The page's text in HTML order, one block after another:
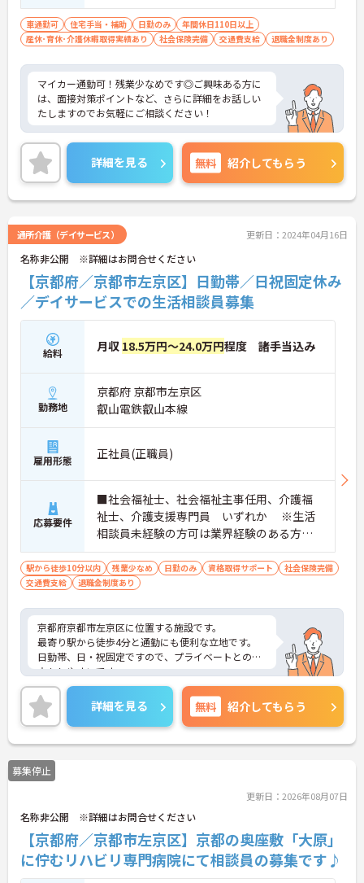
車通勤可 住宅手当・補助 日勤のみ
年間休日110日以上
産休･育休･介護休暇取得実績あり
社会保険完備 交通費支給 退職金制度あり
マイカー通勤可！残業少なめです◎ご興味ある方に
は、面接対策ポイントなど、さらに詳細をお話しい
たしますのでお気軽にご相談ください！
詳細を見る 無料 紹介してもらう
通所介護（デイサービス） 更新日：2024年04月16日
名称非公開 ※詳細はお問合せください
【京都府／京都市左京区】日勤帯／日祝固定休み
／デイサービスでの生活相談員募集
給料 月収 18.5万円～24.0万円程度 諸手当込み
勤務地
京都府 京都市左京区
叡山電鉄叡山本線
雇用形態 正社員(正職員)
応募要件
■社会福祉士、社会福祉主事任用、介護福
祉士、介護支援専門員 いずれか ※生活
相談員未経験の方可は業界経験のある方で
有資格のみ ※普通自動車免許(AT限定可)
駅から徒歩10分以内 残業少なめ 日勤のみ 資格取得サポート
社会保険完備
交通費支給
退職金制度あり
京都府京都市左京区に位置する施設です。
最寄り駅から徒歩4分と通勤にも便利な立地です。
日勤帯、日・祝固定ですので、プライベートとの両
立もしやすいです。
ご興味ある方には、面接対策ポイントなど、さらに
詳細をお話しいたしますのでお気軽にご相談くださ
い！
詳細を見る 無料 紹介してもらう
募集停止
更新日：2026年08月07日
名称非公開 ※詳細はお問合せください
【京都府／京都市左京区】京都の奥座敷「大原」
に佇むリハビリ専門病院にて相談員の募集です♪